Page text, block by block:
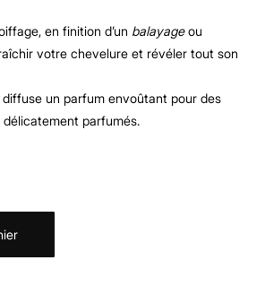
en finition d’un balayageou
votre chevelure et révéler tout son
un parfum envoûtant pour des
parfumés.